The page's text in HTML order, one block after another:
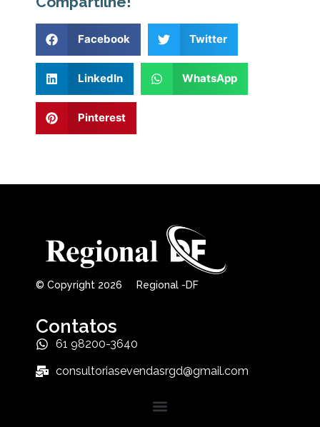
Facebook Twitter
LinkedIn WhatsApp
Pinterest
© Copyright 2026 Regional -DF
Contatos
61 98200-3640
consultoriasevendasrgd@gmail.com